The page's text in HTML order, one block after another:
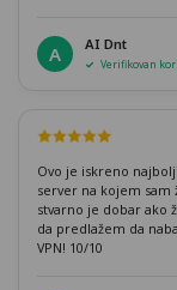
A AI Dnt
Verifikovan
Ovo je iskreno
server na kojem
stvarno je dobar ako
da predlažem da
VPN! 10/10